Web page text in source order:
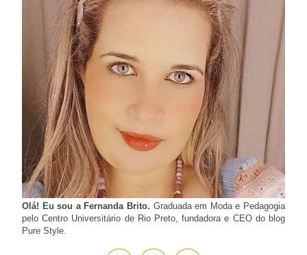
Olá! Eu sou a Fernanda Brito. Graduada em Moda e Pedagogia
pelo Centro Universitário de Rio Preto, fundadora e CEO do blog
Pure Style.